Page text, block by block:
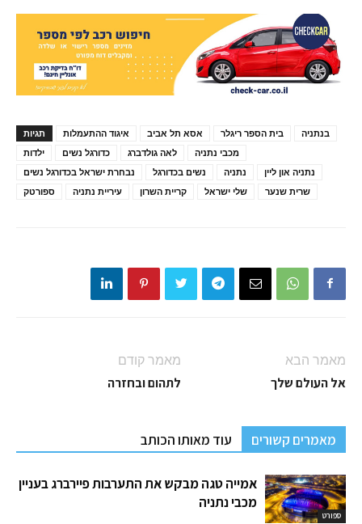
תגיות איגוד ההתעמלות אסא תל אביב בית הספר ריגלר
בנתניה
ילדות
כדורגל נשים לאה גולדברג
מכבי נתניה
נבחרת ישראל בכדורגל נשים
נשים בכדורגל נתניה
נתניה און ליין
ספורטק
עיריית נתניה קריית השרון שלי ישראל שרית שנער
מאמר קודם
לתהום ובחזרה
מאמר הבא
אל העולם שלך
מאמרים קשורים עוד מאותו הכותב
ספורט
אמייה טגה מבקש את התערבות פיירברג בעניין
מכבי נתניה